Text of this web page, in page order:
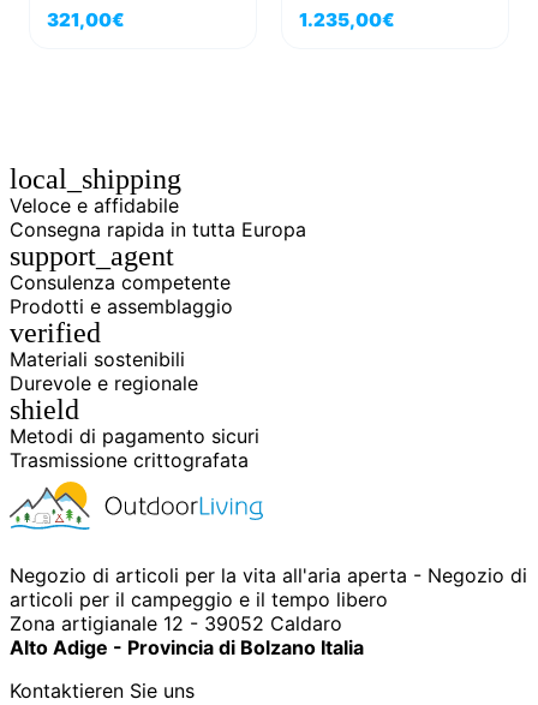
lato passeggero, dal
modello 2012
321,00€
successivo su VW
Transporter
1.235,00€
local_shipping
Veloce e affidabile
Consegna rapida in tutta Europa
support_agent
Consulenza competente
Prodotti e assemblaggio
verified
Materiali sostenibili
Durevole e regionale
shield
Metodi di pagamento sicuri
Trasmissione crittografata
Negozio di articoli per la vita all'aria aperta - Negozio di
articoli per il campeggio e il tempo libero
Zona artigianale 12 - 39052 Caldaro
Alto Adige - Provincia di Bolzano Italia
Kontaktieren Sie uns